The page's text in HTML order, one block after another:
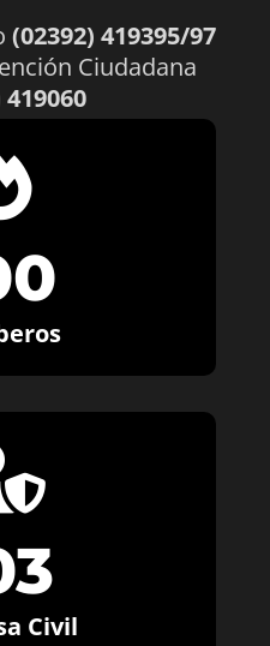
(02392) 419395/97
Ciudadana
Civil